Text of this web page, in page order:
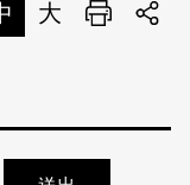
大 列印